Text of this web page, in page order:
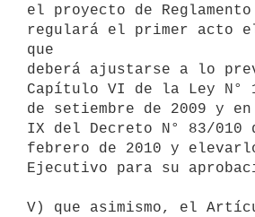
el proyecto de Reglamento
regulará el primer acto
que
deberá ajustarse a lo
Capítulo VI de la Ley N°
de setiembre de 2009 y
IX del Decreto N° 83/010
febrero de 2010 y
Ejecutivo para su
V) que asimismo, el